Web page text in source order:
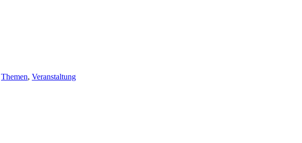
Themen, Veranstaltung